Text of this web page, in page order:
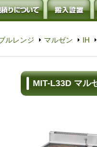
ルレンジ マルゼン IH
MIT-L33D マル